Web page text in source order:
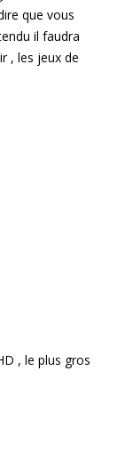
que vous
il faudra
, les jeux de
, le plus gros